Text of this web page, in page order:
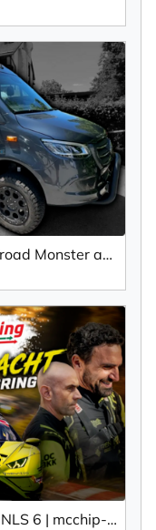
2027! ROADSTAR XL EVO - Offroad Monster auf 7 Meter!
It's impossible... 'til it's done !!! | NLS 6 | mcchip-dkr